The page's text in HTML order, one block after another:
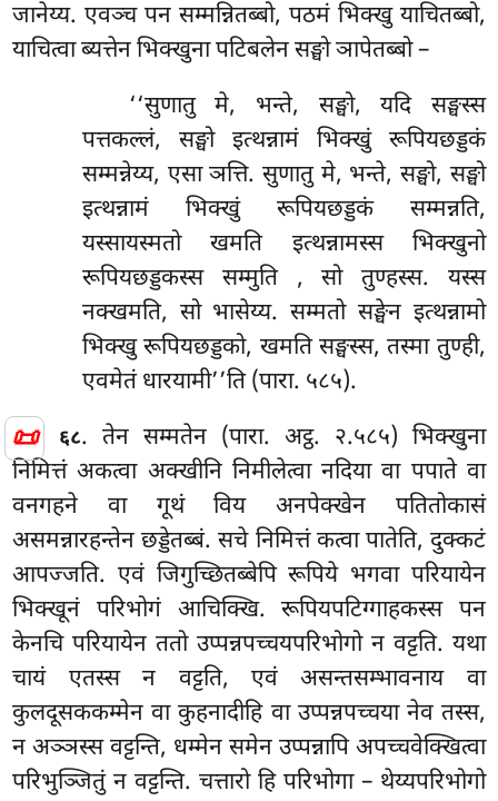
📜
जानेय्य. एवञ्च पन सम्मन्नितब्बो, पठमं भिक्खु याचितब्बो,
याचित्वा ब्यत्तेन भिक्खुना पटिबलेन सङ्घो ञापेतब्बो –
‘‘सुणातु मे, भन्ते, सङ्घो, यदि सङ्घस्स
पत्तकल्लं, सङ्घो इत्थन्नामं भिक्खुं रूपियछड्डकं
सम्मन्नेय्य, एसा ञत्ति. सुणातु मे, भन्ते, सङ्घो, सङ्घो
इत्थन्नामं भिक्खुं रूपियछड्डकं सम्मन्नति,
यस्सायस्मतो खमति इत्थन्नामस्स भिक्खुनो
रूपियछड्डकस्स सम्मुति , सो तुण्हस्स. यस्स
नक्खमति, सो भासेय्य. सम्मतो सङ्घेन इत्थन्नामो
भिक्खु रूपियछड्डको, खमति सङ्घस्स, तस्मा तुण्ही,
एवमेतं धारयामी’’ति (पारा. ५८५).
६८. तेन सम्मतेन (पारा. अट्ठ. २.५८५) भिक्खुना
निमित्तं अकत्वा अक्खीनि निमीलेत्वा नदिया वा पपाते वा
वनगहने वा गूथं विय अनपेक्खेन पतितोकासं
असमन्नारहन्तेन छड्डेतब्बं. सचे निमित्तं कत्वा पातेति, दुक्कटं
आपज्जति. एवं जिगुच्छितब्बेपि रूपिये भगवा परियायेन
भिक्खूनं परिभोगं आचिक्खि. रूपियपटिग्गाहकस्स पन
केनचि परियायेन ततो उप्पन्नपच्चयपरिभोगो न वट्टति. यथा
चायं एतस्स न वट्टति, एवं असन्तसम्भावनाय वा
कुलदूसककम्मेन वा कुहनादीहि वा उप्पन्नपच्चया नेव तस्स,
न अञ्ञस्स वट्टन्ति, धम्मेन समेन उप्पन्नापि अपच्चवेक्खित्वा
परिभुञ्जितुं न वट्टन्ति. चत्तारो हि परिभोगा – थेय्यपरिभोगो